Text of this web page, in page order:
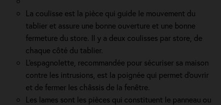
La coulisse est la pièce qui guide le mouvement du
tablier et assure une bonne ouverture et une bonne
fermeture du store. Il y a deux coulisses par store, de
chaque côté du tablier.
L'espagnolette, recommandée pour sécuriser sa maison
contre les intrusions, est la poignée qui permet d'ouvrir
et de fermer les châssis de la fenêtre.
Les lames sont les pièces qui constituent le panneau ou